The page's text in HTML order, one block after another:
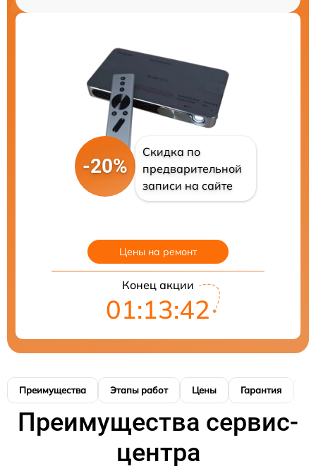
-20%
Скидка по
предварительной
записи на сайте
Цены на ремонт
Конец акции
01:13:41
Преимущества Этапы работ Цены Гарантия
Преимущества сервис-
центра